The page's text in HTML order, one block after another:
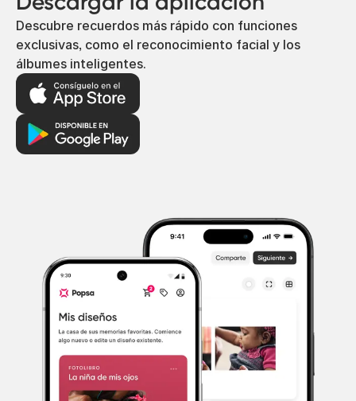
Descubre recuerdos más rápido con funciones
exclusivas, como el reconocimiento facial y los
álbumes inteligentes.